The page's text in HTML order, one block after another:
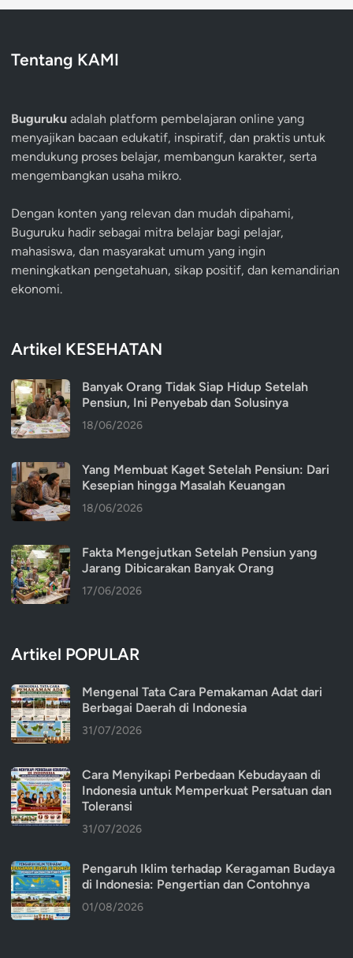
Tentang KAMI
Buguruku adalah platform pembelajaran online yang
menyajikan bacaan edukatif, inspiratif, dan praktis untuk
mendukung proses belajar, membangun karakter, serta
mengembangkan usaha mikro.
Dengan konten yang relevan dan mudah dipahami,
Buguruku hadir sebagai mitra belajar bagi pelajar,
mahasiswa, dan masyarakat umum yang ingin
meningkatkan pengetahuan, sikap positif, dan kemandirian
ekonomi.
Artikel KESEHATAN
Banyak Orang Tidak Siap Hidup Setelah
Pensiun, Ini Penyebab dan Solusinya
18/06/2026
Yang Membuat Kaget Setelah Pensiun: Dari
Kesepian hingga Masalah Keuangan
18/06/2026
Fakta Mengejutkan Setelah Pensiun yang
Jarang Dibicarakan Banyak Orang
17/06/2026
Artikel POPULAR
Mengenal Tata Cara Pemakaman Adat dari
Berbagai Daerah di Indonesia
31/07/2026
Cara Menyikapi Perbedaan Kebudayaan di
Indonesia untuk Memperkuat Persatuan dan
Toleransi
31/07/2026
Pengaruh Iklim terhadap Keragaman Budaya
di Indonesia: Pengertian dan Contohnya
01/08/2026